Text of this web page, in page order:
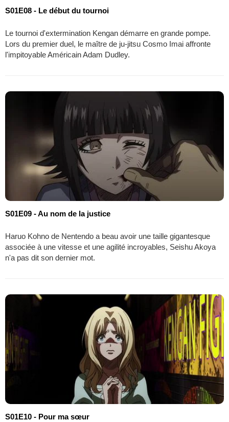
S01E08 - Le début du tournoi
Le tournoi d'extermination Kengan démarre en grande pompe.
Lors du premier duel, le maître de ju-jitsu Cosmo Imai affronte
l'impitoyable Américain Adam Dudley.
S01E09 - Au nom de la justice
Haruo Kohno de Nentendo a beau avoir une taille gigantesque
associée à une vitesse et une agilité incroyables, Seishu Akoya
n'a pas dit son dernier mot.
S01E10 - Pour ma sœur